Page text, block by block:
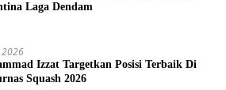
Laga Dendam
2026
Izzat Targetkan Posisi Terbaik Di
Squash 2026